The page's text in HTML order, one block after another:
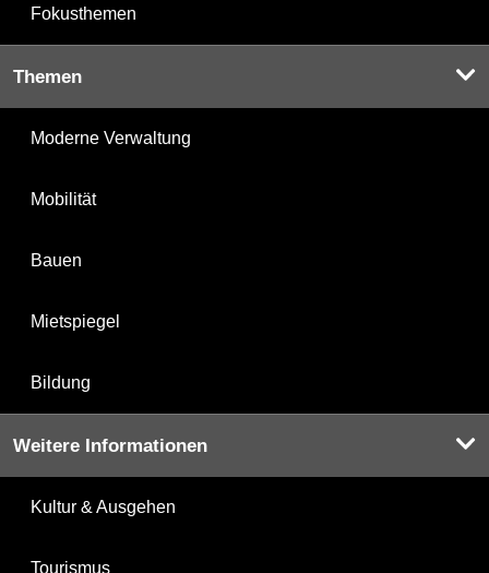
Fokusthemen
Themen
Moderne Verwaltung
Mobilität
Bauen
Mietspiegel
Bildung
Weitere Informationen
Kultur & Ausgehen
Tourismus